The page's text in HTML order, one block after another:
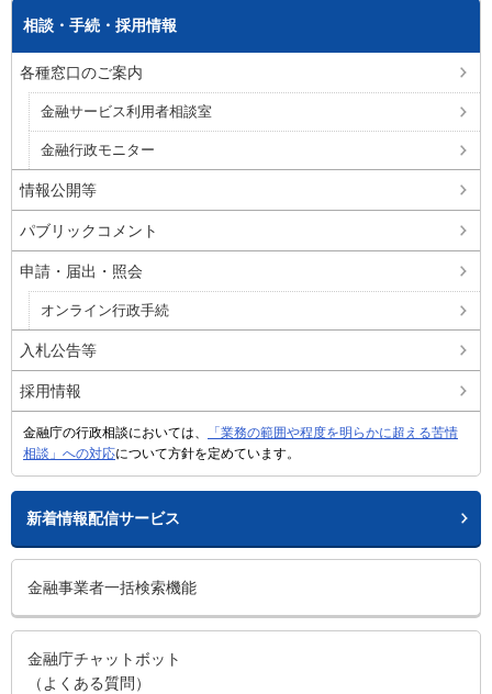
相談・手続・採用情報
各種窓口のご案内
金融サービス利用者相談室
金融行政モニター
情報公開等
パブリックコメント
申請・届出・照会
オンライン行政手続
入札公告等
採用情報
金融庁の行政相談においては、
「業務の範囲や程度を明らかに超える苦情
相談」への対応について方針を定めています。
新着情報配信サービス
金融事業者一括検索機能
金融庁チャットボット
（よくある質問）